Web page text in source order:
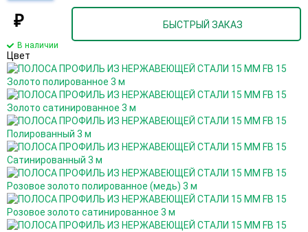
₽ БЫСТРЫЙ ЗАКАЗ
В наличии
Цвет